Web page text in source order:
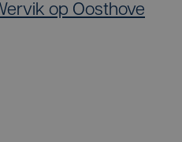
op Oosthove